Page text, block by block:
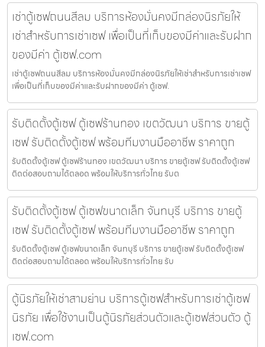
เช่าตู้เซฟถนนสีลม บริการห้องมั่นคงมีกล่องนิรภัยให้
เช่าสำหรับการเช่าเซฟ เพื่อเป็นที่เก็บของมีค่าและรับฝาก
ของมีค่า ตู้เซฟ.com
เช่าตู้เซฟถนนสีลม บริการห้องมั่นคงมีกล่องนิรภัยให้เช่าสำหรับการเช่าเซฟ
เพื่อเป็นที่เก็บของมีค่าและรับฝากของมีค่า ตู้เซฟ.
รับติดตั้งตู้เซฟ ตู้เซฟร้านทอง เขตวัฒนา บริการ ขายตู้
เซฟ รับติดตั้งตู้เซฟ พร้อมทีมงานมืออาชีพ ราคาถูก
รับติดตั้งตู้เซฟ ตู้เซฟร้านทอง เขตวัฒนา บริการ ขายตู้เซฟ รับติดตั้งตู้เซฟ
ติดต่อสอบถามได้ตลอด พร้อมให้บริการทั่วไทย รับต
รับติดตั้งตู้เซฟ ตู้เซฟขนาดเล็ก จันทบุรี บริการ ขายตู้
เซฟ รับติดตั้งตู้เซฟ พร้อมทีมงานมืออาชีพ ราคาถูก
รับติดตั้งตู้เซฟ ตู้เซฟขนาดเล็ก จันทบุรี บริการ ขายตู้เซฟ รับติดตั้งตู้เซฟ
ติดต่อสอบถามได้ตลอด พร้อมให้บริการทั่วไทย รับ
ตู้นิรภัยให้เช่าสามย่าน บริการตู้เซฟสำหรับการเช่าตู้เซฟ
นิรภัย เพื่อใช้งานเป็นตู้นิรภัยส่วนตัวและตู้เซฟส่วนตัว ตู้
เซฟ.com